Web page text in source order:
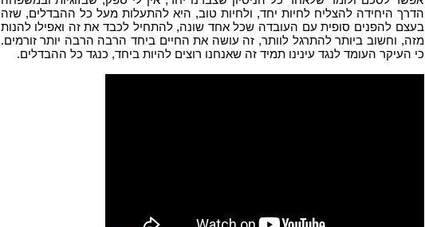
אפשר לסכם ולומר שלאחר כל הניסיון שצברנו יחד, אין לי ספק, שבזוגיות ובמשפחה
הדרך היחידה להצליח לחיות יחד, ולחיות טוב, היא להתעלות מעל כל ההבדלים, שזה
בעצם להפנים סופית עם העובדה שכל אחד שונה, להתחיל לכבד את זה ואפילו להנות
מזה, וחשוב ביותר להתרגל לוותר, זה עושה את החיים ביחד הרבה הרבה יותר זורמים.
כי העיקר העומד לנגד עינינו תמיד זה שאנחנו רוצים להיות ביחד, כנגד כל ההבדלים.